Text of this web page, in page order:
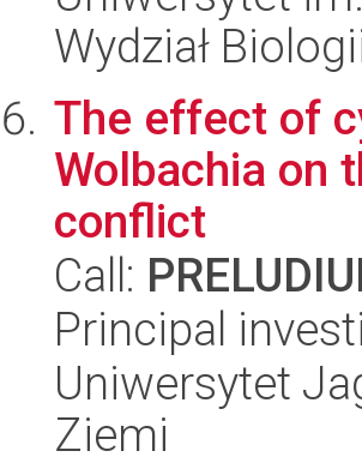
Wydział
The effect of
Wolbachia on
conflict
Call:
Principal
Uniwersytet
Ziemi